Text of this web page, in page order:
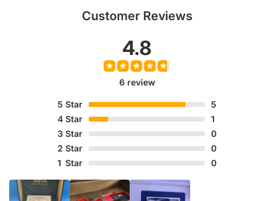
Customer Reviews
4.8
6 review
5 Star
5
4Star
1
3Star
0
2 Star
0
1 Star 0